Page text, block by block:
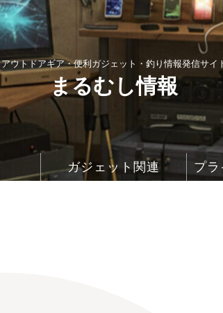
アウトドアギア・便利ガジェット・釣り情報発信サイ
まるむし情報
ガジェット関連 プ